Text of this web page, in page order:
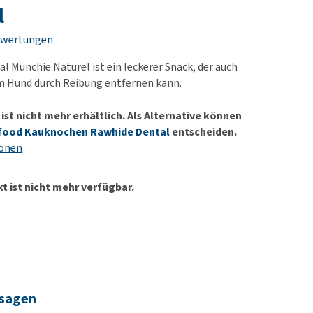
, Nieren- und
Fellprobleme und
ansehen
bekomme ich meinen
(wieder) stubenrein?
ansehen
Munchie Naturel ist ein leckerer Snack, der auch
Hund durch Reibung entfernen kann.
ist nicht mehr erhältlich. Als Alternative können
Kauknochen Rawhide Dentalentscheiden.
ist nicht mehr verfügbar.